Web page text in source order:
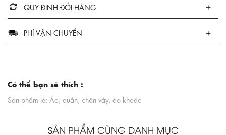
QUY ĐỊNH ĐỔI HÀNG
PHÍ VẬN CHUYỂN
Có thể bạn sẽ thích :
Sản phẩm lẻ: Áo, quần, chân váy, áo khoác
SẢN PHẨM CÙNG DANH MỤC